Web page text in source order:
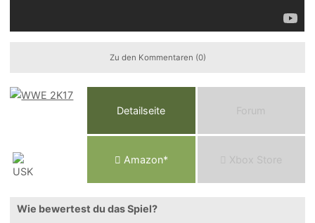
Zu den Kommentaren (0)
Detailseite Forum
Amazon* Xbox Store
Wie bewertest du das Spiel?